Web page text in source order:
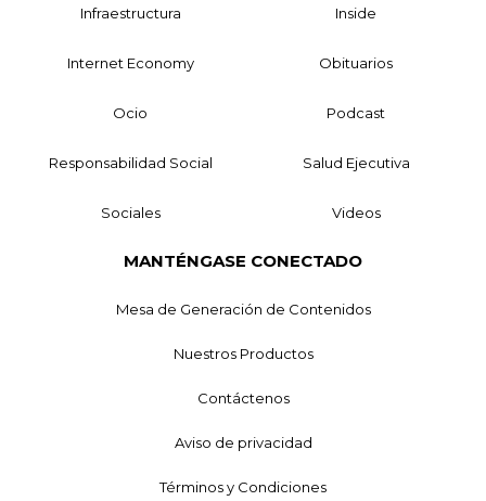
Infraestructura Inside
Internet Economy Obituarios
Ocio Podcast
Responsabilidad Social Salud Ejecutiva
Sociales Videos
MANTÉNGASE CONECTADO
Mesa de Generación de Contenidos
Nuestros Productos
Contáctenos
Aviso de privacidad
Términos y Condiciones